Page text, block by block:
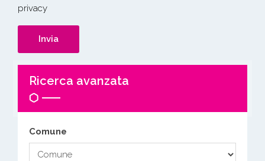
privacy
Ricerca avanzata
Comune